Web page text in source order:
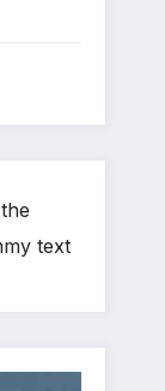
text